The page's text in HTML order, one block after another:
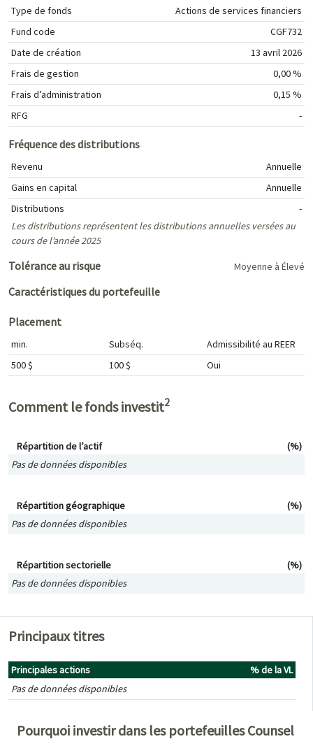
Type de fonds
Actions de services financiers
Fund code
CGF732
Date de création
13 avril 2026
Frais de gestion
0,00 %
Frais d’administration
0,15 %
RFG
-
Fréquence des distributions
Revenu
Annuelle
Gains en capital
Annuelle
Distributions
-
Les distributions représentent les distributions annuelles versées au
cours de l’année 2025
Tolérance au risque Moyenne à Élevé
Caractéristiques du portefeuille
Placement
min. Subséq.
Admissibilité au REER
500 $
100 $ Oui
Comment le fonds investit2
Répartition de l’actif
(%)
Pas de données disponibles
Répartition géographique
(%)
Pas de données disponibles
Répartition sectorielle
(%)
Pas de données disponibles
Principaux titres
Principales actions
% de la VL
Pas de données disponibles
Pourquoi investir dans les portefeuilles Counsel